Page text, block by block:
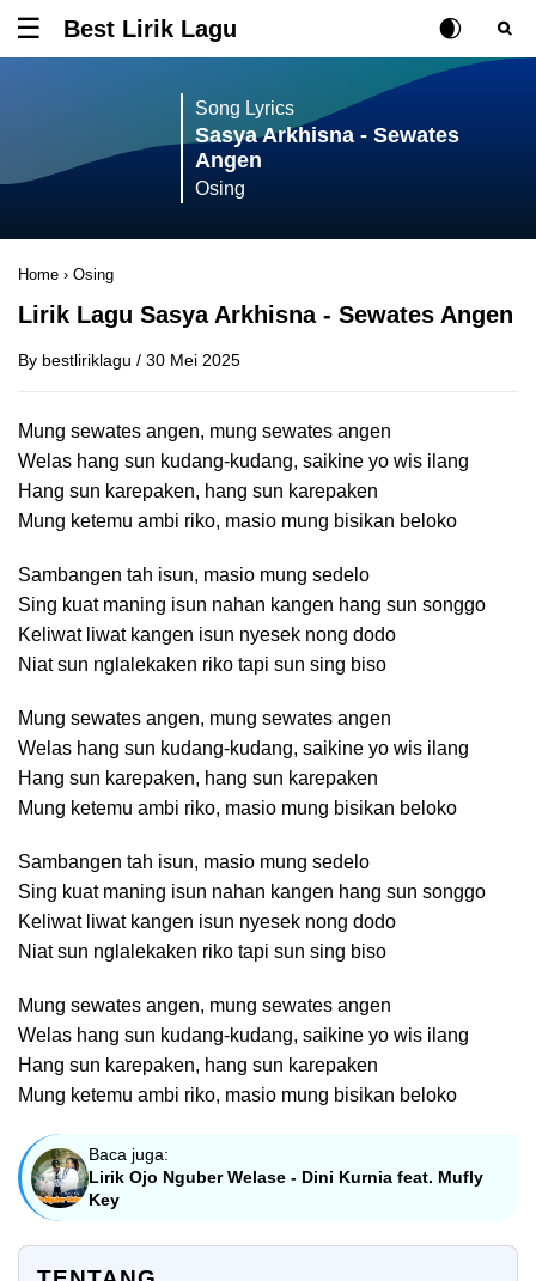
Tombol untuk membuka atau menutup menu
Best Lirik Lagu Rubah Posisi
Tombol
Song Lyrics
Sasya Arkhisna - Sewates
Angen
Osing
Home › Osing
Lirik Lagu Sasya Arkhisna - Sewates Angen
By bestliriklagu / 30 Mei 2025
Mung sewates angen, mung sewates angen
Welas hang sun kudang-kudang, saikine yo wis ilang
Hang sun karepaken, hang sun karepaken
Mung ketemu ambi riko, masio mung bisikan beloko
Sambangen tah isun, masio mung sedelo
Sing kuat maning isun nahan kangen hang sun songgo
Keliwat liwat kangen isun nyesek nong dodo
Niat sun nglalekaken riko tapi sun sing biso
Mung sewates angen, mung sewates angen
Welas hang sun kudang-kudang, saikine yo wis ilang
Hang sun karepaken, hang sun karepaken
Mung ketemu ambi riko, masio mung bisikan beloko
Sambangen tah isun, masio mung sedelo
Sing kuat maning isun nahan kangen hang sun songgo
Keliwat liwat kangen isun nyesek nong dodo
Niat sun nglalekaken riko tapi sun sing biso
Mung sewates angen, mung sewates angen
Welas hang sun kudang-kudang, saikine yo wis ilang
Hang sun karepaken, hang sun karepaken
Mung ketemu ambi riko, masio mung bisikan beloko
Baca juga:
Lirik Ojo Nguber Welase - Dini Kurnia feat. Mufly
Key